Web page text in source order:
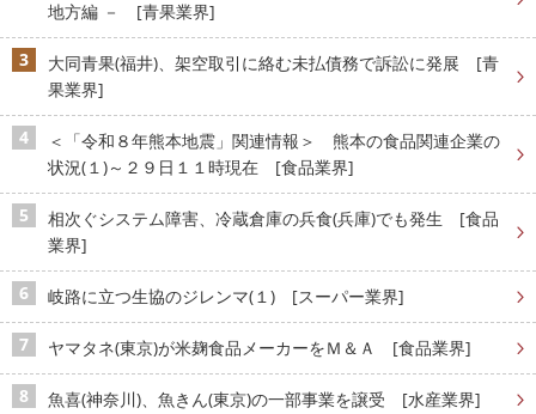
地方編 － [青果業界]
大同青果(福井)、架空取引に絡む未払債務で訴訟に発展 [青
果業界]
＜「令和８年熊本地震」関連情報＞ 熊本の食品関連企業の
状況(１)～２９日１１時現在 [食品業界]
相次ぐシステム障害、冷蔵倉庫の兵食(兵庫)でも発生 [食品
業界]
岐路に立つ生協のジレンマ(１) [スーパー業界]
ヤマタネ(東京)が米麹食品メーカーをＭ＆Ａ [食品業界]
魚喜(神奈川)、魚きん(東京)の一部事業を譲受 [水産業界]